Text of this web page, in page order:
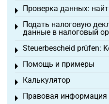
Проверка данных:
Toggle menu
Подать налоговую
данные в налоговый
Toggle menu
Steuerbescheid prüfen:
Toggle menu
Помощь и примеры
Toggle menu
Калькулятор
Toggle menu
Правовая информация
Toggle menu